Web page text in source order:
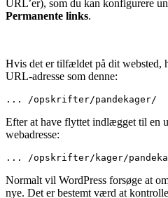
URL’er), som du kan konfigurere
Permanente links.
Hvis det er tilfældet på dit websted,
URL-adresse som denne:
... /opskrifter/pandekager/
Efter at have flyttet indlægget til en
webadresse:
... /opskrifter/kager/
Normalt vil WordPress forsøge at
nye. Det er bestemt værd at